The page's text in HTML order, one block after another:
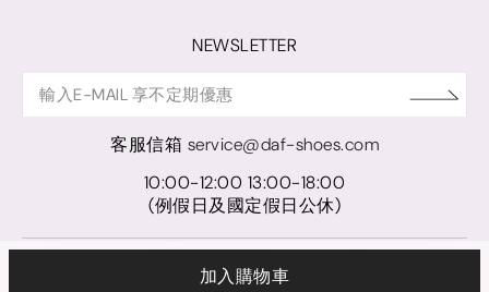
加入購物車
NEWSLETTER
客服信箱 service@daf-shoes.com
10:00-12:00 13:00-18:00
(例假日及國定假日公休)
© D+AF. 2024 晨希時尚股份有限公司｜統一編號 27921248